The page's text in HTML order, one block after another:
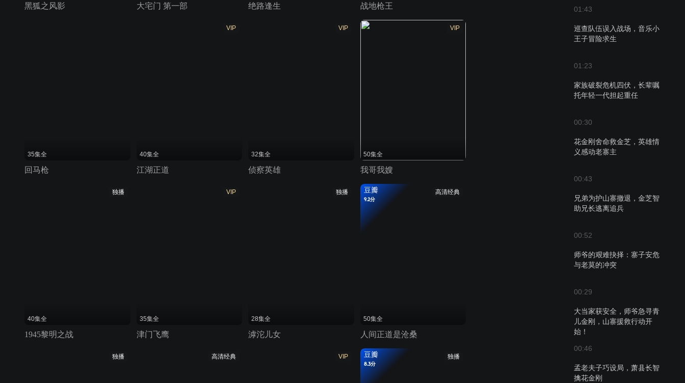
01:43
巡查队伍误入战场，音乐小
王子冒险求生
01:23
家族破裂危机四伏，长辈嘱
托年轻一代担起重任
00:30
花金刚舍命救金芝，英雄情
义感动老寨主
00:43
兄弟为护山寨撤退，金芝智
助兄长逃离追兵
00:52
师爷的艰难抉择：寨子安危
与老莫的冲突
00:29
大当家获安全，师爷急寻青
儿金刚，山寨援救行动开
始！
00:46
孟老夫子巧设局，萧县长智
擒花金刚
黑狐之风影 大宅门 第一部 绝路逢生 战地枪王
35集全
回马枪
VIP
40集全
江湖正道
VIP
32集全
侦察英雄
VIP
50集全
我哥我嫂
独播
40集全
1945黎明之战
VIP
35集全
津门飞鹰
独播
28集全
滹沱儿女
高清经典
豆瓣
9.2分
50集全
人间正道是沧桑
独播 高清经典 VIP 独播
豆瓣
8.3分